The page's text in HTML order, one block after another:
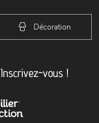
Décoration
Inscrivez-vous !